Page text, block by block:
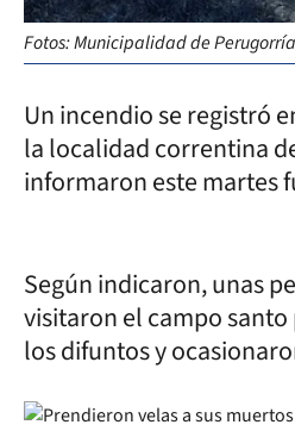
Fotos: Municipalidad de Perugorría
Un incendio se registró
la localidad correntina
informaron este martes
Según indicaron, unas
visitaron el campo
los difuntos y